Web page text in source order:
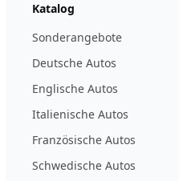
Katalog
Sonderangebote
Deutsche Autos
Englische Autos
Italienische Autos
Französische Autos
Schwedische Autos